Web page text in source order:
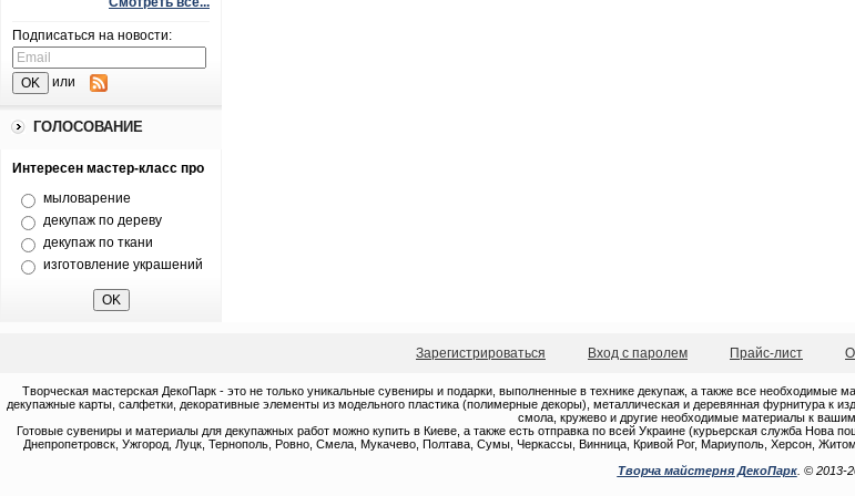
Подписаться на новости:
или
ГОЛОСОВАНИЕ
Интересен мастер-класс про
мыловарение
декупаж по дереву
декупаж по ткани
изготовление украшений
Зарегистрироваться Вход с паролем Прайс-лист
Творческая мастерская ДекоПарк - это не только уникальные сувениры и подарки, выполненные в технике декупаж, а также все необходимые
декупажные карты, салфетки, декоративные элементы из модельного пластика (полимерные декоры), металлическая и деревянная фурнитура к
смола, кружево и другие необходимые материалы к
Готовые сувениры и материалы для декупажных работ можно купить в Киеве, а также есть отправка по всей Украине (курьерская служба
Днепропетровск, Ужгород, Луцк, Тернополь, Ровно, Смела, Мукачево, Полтава, Сумы, Черкассы, Винница, Кривой Рог, Мариуполь, Херсон,
Творча майстерня ДекоПарк. © 2013-